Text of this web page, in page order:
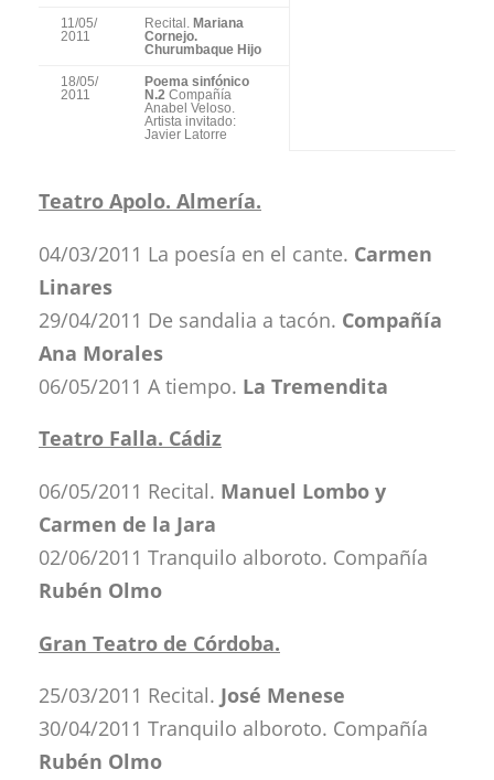
11/05/
2011
Recital.
Mariana
Cornejo.
Churumbaque Hijo
18/05/
2011
Poema sinfónico
N.2 Compañía
Anabel Veloso.
Artista invitado:
Javier Latorre
Teatro Apolo. Almería.
04/03/2011 La poesía en el cante. Carmen
Linares
29/04/2011 De sandalia a tacón. Compañía
Ana Morales
06/05/2011 A tiempo. La Tremendita
Teatro Falla. Cádiz
06/05/2011 Recital. Manuel Lombo y
Carmen de la Jara
02/06/2011 Tranquilo alboroto. Compañía
Rubén Olmo
Gran Teatro de Córdoba.
25/03/2011 Recital. José Menese
30/04/2011 Tranquilo alboroto. Compañía
Rubén Olmo